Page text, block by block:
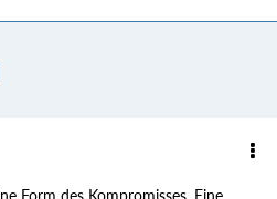
Form des Kompromisses. Eine